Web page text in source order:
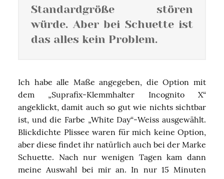
Standardgröße stören
würde. Aber bei Schuette ist
das alles kein Problem.
Ich habe alle Maße angegeben, die Option mit
dem „Suprafix-Klemmhalter Incognito X“
angeklickt, damit auch so gut wie nichts sichtbar
ist, und die Farbe „White Day“-Weiss ausgewählt.
Blickdichte Plissee waren für mich keine Option,
aber diese findet ihr natürlich auch bei der Marke
Schuette. Nach nur wenigen Tagen kam dann
meine Auswahl bei mir an. In nur 15 Minuten